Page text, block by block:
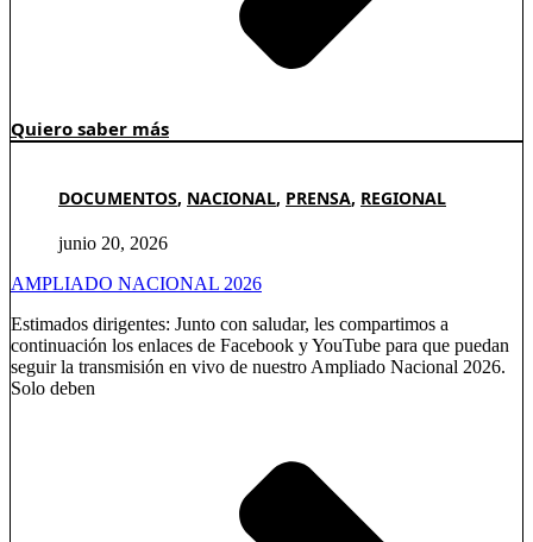
Quiero saber más
DOCUMENTOS, NACIONAL, PRENSA, REGIONAL
junio 20, 2026
AMPLIADO NACIONAL 2026
Estimados dirigentes: Junto con saludar, les compartimos a
continuación los enlaces de Facebook y YouTube para que puedan
seguir la transmisión en vivo de nuestro Ampliado Nacional 2026.
Solo deben